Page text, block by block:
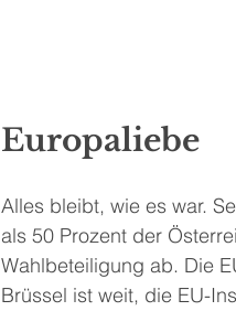
Europaliebe
Alles bleibt, wie es war.
als 50 Prozent der
Wahlbeteiligung ab. Die
Brüssel ist weit, die EU-